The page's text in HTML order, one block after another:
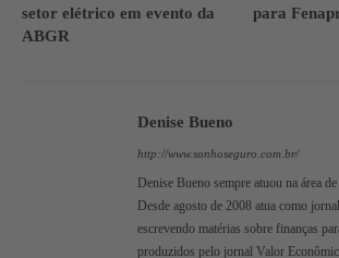
setor elétrico em evento da
ABGR
para
Denise Bueno
http://www.sonhoseguro.com.br/
Denise Bueno sempre atuou na área
Desde agosto de 2008 atua como
escrevendo matérias sobre finanças
produzidos pelo jornal Valor